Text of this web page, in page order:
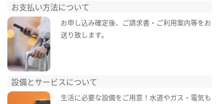
お支払い方法について
お申し込み確定後、ご請求書・ご利用案内等をお
送り致します。
設備とサービスについて
生活に必要な設備をご用意！水道やガス・電気も